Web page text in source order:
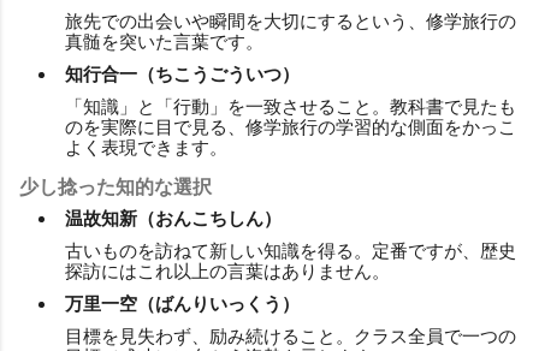
旅先での出会いや瞬間を大切にするという、修学旅行の
真髄を突いた言葉です。
知行合一（ちこうごういつ）
「知識」と「行動」を一致させること。教科書で見たも
のを実際に目で見る、修学旅行の学習的な側面をかっこ
よく表現できます。
少し捻った知的な選択
温故知新（おんこちしん）
古いものを訪ねて新しい知識を得る。定番ですが、歴史
探訪にはこれ以上の言葉はありません。
万里一空（ばんりいっくう）
目標を見失わず、励み続けること。クラス全員で一つの